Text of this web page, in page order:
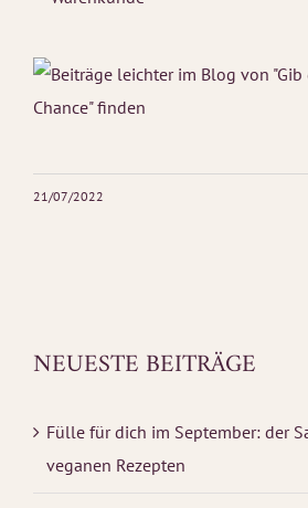
21/07/2022
NEUESTE BEITRÄGE
Fülle für dich im September: der
veganen Rezepten